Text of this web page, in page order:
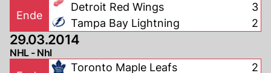
Ende
Detroit Red Wings
Tampa Bay Lightning
3
2
29.03.2014
NHL - Nhl
Toronto Maple Leafs
2